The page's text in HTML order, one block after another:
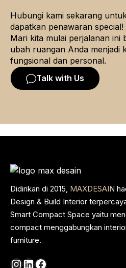
Hubungi kami sekarang
dapatkan penawaran special!
Mari kita mulai perjalanan ini
ubah ruangan Anda menjadi
fungsional dan personal.
Talk with Us
Didirikan di 2015, MAXDESAIN
Design & Build Interior
Smart Compact Space yaitu
compact menggabungkan
furniture.
Instagram
LinkedIn
Facebook